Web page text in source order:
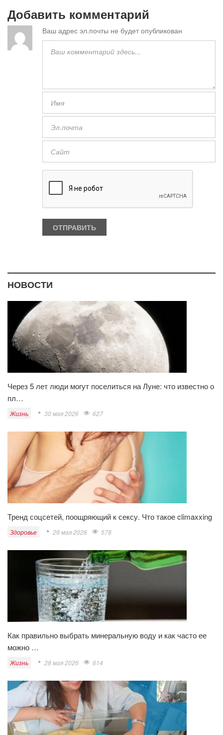
Добавить комментарий
Ваш адрес эл.почты не будет опубликован
НОВОСТИ
Через 5 лет люди могут поселиться на Луне: что известно о
пл…
Жизнь 30 мая 2026 627
Тренд соцсетей, поощряющий к сексу. Что такое climaxxing
Здоровье 29 мая 2026 578
Как правильно выбрать минеральную воду и как часто ее
можно …
Жизнь 28 мая 2026 614